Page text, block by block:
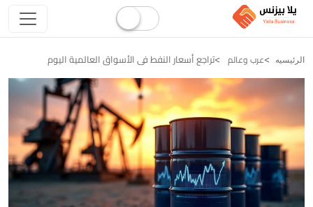
الرئيسيه عرب وعالم تراجع أسعار النفط فى الأسواق العالمية اليوم